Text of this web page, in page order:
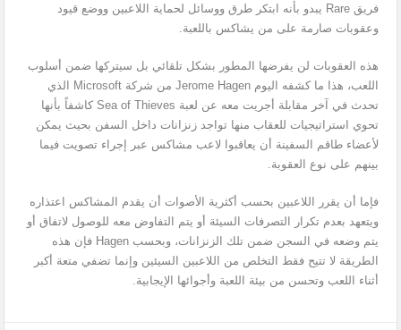
فريق Rare يبدو بأنه ابتكر طرق ووسائل لحماية اللاعبين ووضع قيود
وعقوبات صارمة على من يشاكس باللعبة.
هذه العقوبات لن يفرضها المطور بشكل تلقائي بل سيتركها ضمن أسلوب
اللعب، هذا ما كشفه اليوم Jerome Hagen من شركة Microsoft الذي
تحدث في آخر مقابلة أجريت معه عن لعبة Sea of Thieves كاشفاً بأنها
تحوي استراتيجيات للعقاب منها تواجد زنزانات داخل السفن بحيث يمكن
لأعضاء طاقم السفينة أن يعاقبوا لاعب مشاكس عبر إجراء تصويت فيما
بينهم على نوع العقوبة.
فإما أن يقرر اللاعبين بحسب أكثرية الأصوات أن يقدم المشاكس اعتذاره
ويتعهد بعدم تكرار التصرفات السيئة أو يتم التفاوض معه للوصول لاتفاق أو
يتم وضعه في السجن ضمن تلك الزنزانات، وبحسب Hagen فإن هذه
الطريقة لا تتيح فقط التخلص من اللاعبين السيئين وإنما تضفي متعة أكبر
أثناء اللعب وتحسن من بيئة اللعبة وأجوائها الإيجابية.